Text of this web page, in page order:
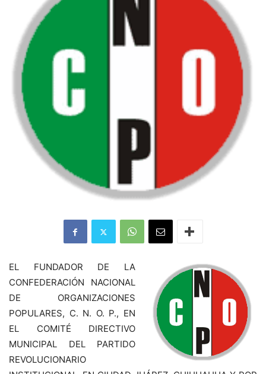
EL FUNDADOR DE LA
CONFEDERACIÓN NACIONAL
DE ORGANIZACIONES
POPULARES, C. N. O. P., EN
EL COMITÉ DIRECTIVO
MUNICIPAL DEL PARTIDO
REVOLUCIONARIO